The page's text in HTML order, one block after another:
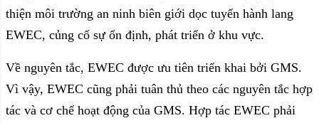
thiện môi trường an ninh biên giới dọc tuyến hành lang
EWEC, củng cố sự ổn định, phát triển ở khu vực.
Về nguyên tắc, EWEC được ưu tiên triển khai bởi GMS.
Vì vậy, EWEC cũng phải tuân thủ theo các nguyên tắc hợp
tác và cơ chế hoạt động của GMS. Hợp tác EWEC phải